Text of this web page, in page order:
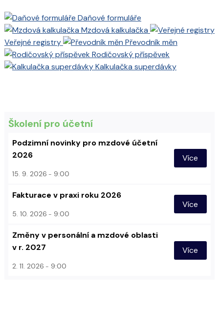
Daňové formuláře
Mzdová kalkulačka
Veřejné registry
Převodník měn
Rodičovský příspěvek
Kalkulačka superdávky
Školení pro účetní
Podzimní novinky pro mzdové účetní
2026
15. 9. 2026 9:00
Více
Fakturace v praxi roku 2026
5. 10. 2026 9:00
Více
Změny v personální a mzdové oblasti
v r. 2027
2. 11. 2026 9:00
Více